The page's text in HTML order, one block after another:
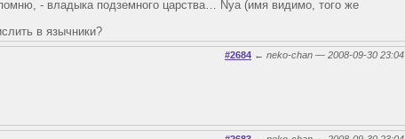
- владыка подземного царства… Nya (имя видимо, того же
в язычники?
#2684 ← neko-chan — 2008-09-30 23:04